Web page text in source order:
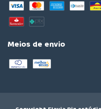
Meios de envio